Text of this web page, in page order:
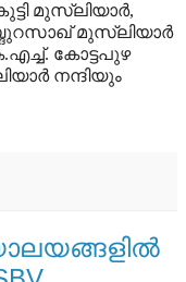
മുസ്‌ലിയാര്‍,
മുസ്‌ലിയാര്‍
കോട്ടപുഴ
നന്ദിയും